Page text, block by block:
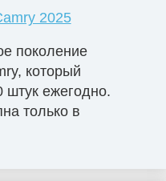
2025
поколение
который
штук ежегодно.
только в